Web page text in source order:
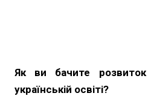
Як ви бачите
українській освіті?